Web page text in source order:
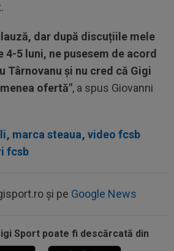
dar după discuțiile mele
5 luni, ne pusesem de acord
Târnovanu și nu cred că Gigi
ofertă", a spus Giovanni
, marca steaua, video fcsb
fcsb
și pe Google News
Sport poate fi descărcată din
a murit, după ce a fost